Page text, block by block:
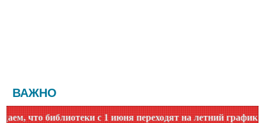
ВАЖНО
библиотеки с 1 июня переходят на летний график